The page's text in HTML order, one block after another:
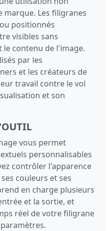
Les filigranes
positionnés
visibles sans
contenu de l'image.
par les
et les créateurs de
travail contre le vol
et son
vous permet
personnalisables
contrôler l'apparence
couleurs et ses
en charge plusieurs
et la sortie, et
réel de votre filigrane